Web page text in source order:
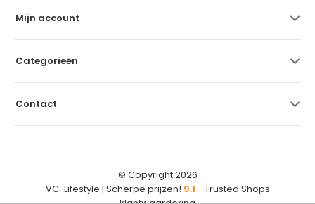
Mijn account
Categorieën
Contact
© Copyright 2026
VC-Lifestyle | Scherpe prijzen! 9.1 - Trusted Shops